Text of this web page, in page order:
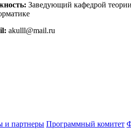
Заведующий кафедрой
akulll@mail.ru
и партнеры Программный комитет